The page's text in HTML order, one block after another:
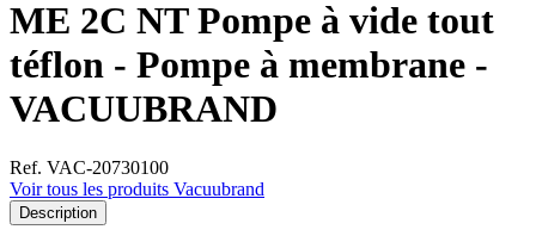
ME 2C NT Pompe à vide tout
téflon - Pompe à membrane -
VACUUBRAND
Ref. VAC-20730100
Voir tous les produits Vacuubrand
Description